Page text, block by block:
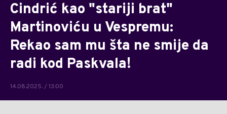
Cindrić kao "stariji brat"
Martinoviću u Vespremu:
Rekao sam mu šta ne smije da
radi kod Paskvala!
14.08.2025. / 13:00